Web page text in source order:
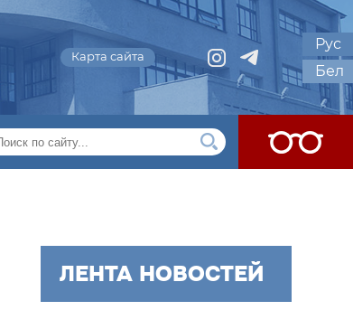
Карта сайта
Рус
Бел
ЛЕНТА НОВОСТЕЙ